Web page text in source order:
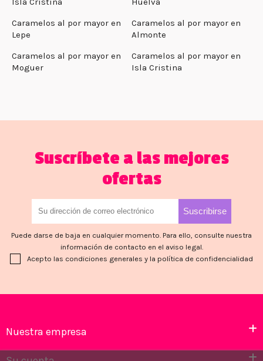
Caramelos al por mayor en
Lepe
Caramelos al por mayor en
Almonte
Caramelos al por mayor en
Moguer
Caramelos al por mayor en
Isla Cristina
Suscríbete a las mejores
ofertas
Puede darse de baja en cualquier momento. Para ello, consulte nuestra
información de contacto en el aviso legal.
Acepto las condiciones generales y la política de confidencialidad
Nuestra empresa